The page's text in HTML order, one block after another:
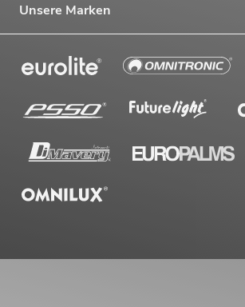
Unsere Marken